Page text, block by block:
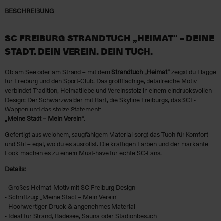
BESCHREIBUNG
SC FREIBURG STRANDTUCH „HEIMAT“ – DEINE
STADT. DEIN VEREIN. DEIN TUCH.
Ob am See oder am Strand – mit dem Strandtuch „Heimat“zeigst du Flagge
für Freiburg und den Sport-Club. Das großflächige, detailreiche Motiv
verbindet Tradition, Heimatliebe und Vereinsstolz in einem eindrucksvollen
Design: Der Schwarzwälder mit Bart, die Skyline Freiburgs, das SCF-
Wappen und das stolze Statement:
„Meine Stadt – Mein Verein“.
Gefertigt aus weichem, saugfähigem Material sorgt das Tuch für Komfort
und Stil – egal, wo du es ausrollst. Die kräftigen Farben und der markante
Look machen es zu einem Must-have für echte SC-Fans.
Details:
- Großes Heimat-Motiv mit SC Freiburg Design
- Schriftzug: „Meine Stadt – Mein Verein“
- Hochwertiger Druck & angenehmes Material
- Ideal für Strand, Badesee, Sauna oder Stadionbesuch